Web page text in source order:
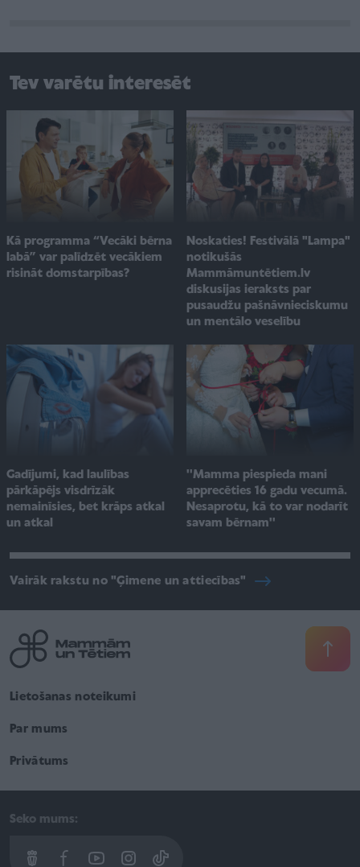
Tev varētu interesēt
Kā programma “Vecāki bērna
labā” var palīdzēt vecākiem
risināt domstarpības?
Noskaties! Festivālā "Lampa"
notikušās
Mammāmuntētiem.lv
diskusijas ieraksts par
pusaudžu pašnāvnieciskumu
un mentālo veselību
Gadījumi, kad laulības
pārkāpējs visdrīzāk
nemainīsies, bet krāps atkal
un atkal
''Mamma piespieda mani
apprecēties 16 gadu vecumā.
Nesaprotu, kā to var nodarīt
savam bērnam''
Vairāk rakstu no "Ģimene un attiecības"
Lietošanas noteikumi
Par mums
Privātums
Seko mums: